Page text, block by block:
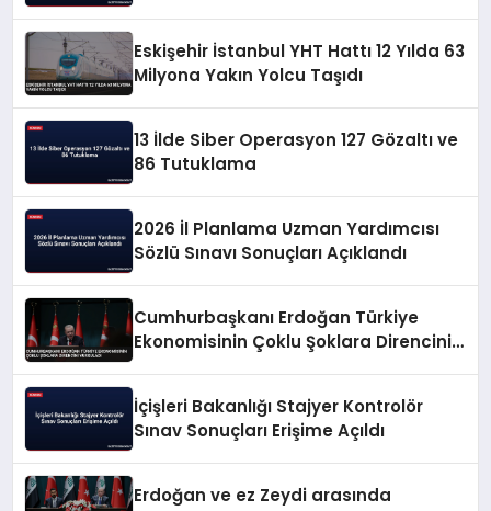
Eskişehir İstanbul YHT Hattı 12 Yılda 63
Milyona Yakın Yolcu Taşıdı
13 İlde Siber Operasyon 127 Gözaltı ve
86 Tutuklama
2026 İl Planlama Uzman Yardımcısı
Sözlü Sınavı Sonuçları Açıklandı
Cumhurbaşkanı Erdoğan Türkiye
Ekonomisinin Çoklu Şoklara Direncini
İçişleri Bakanlığı Stajyer Kontrolör
Sınav Sonuçları Erişime Açıldı
Erdoğan ve ez Zeydi arasında